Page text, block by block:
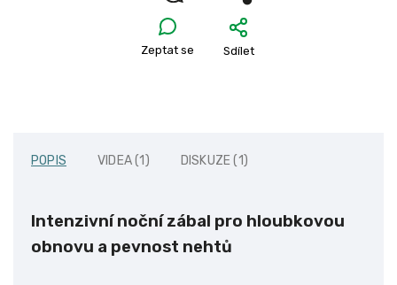
Zeptat se Sdílet
POPIS VIDEA (1) DISKUZE (1)
Intenzivní noční zábal pro hloubkovou
obnovu a pevnost nehtů